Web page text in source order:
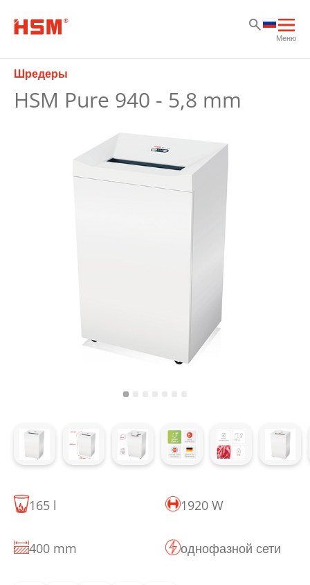
Меню
Шредеры
HSM Pure 940 - 5,8 mm
165 l 1920 W
400 mm однофазной сети